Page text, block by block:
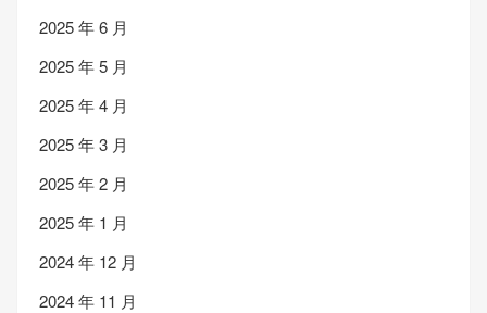
2025 年 6 月
2025 年 5 月
2025 年 4 月
2025 年 3 月
2025 年 2 月
2025 年 1 月
2024 年 12 月
2024 年 11 月